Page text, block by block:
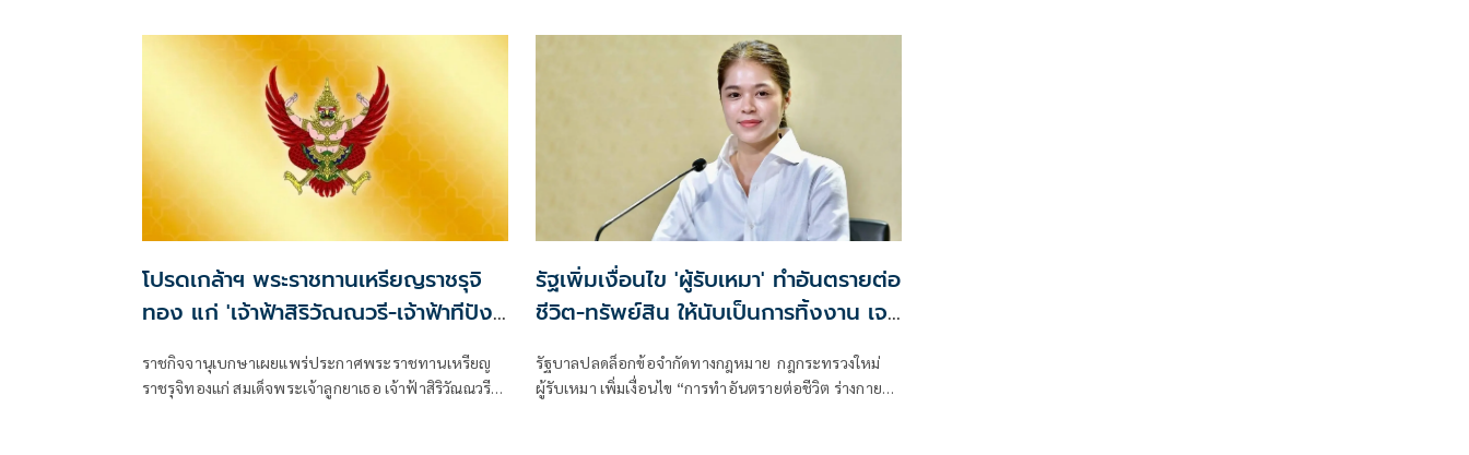
โปรดเกล้าฯ พระราชทานเหรียญราชรุจิ
ทอง แก่ 'เจ้าฟ้าสิริวัณณวรี-เจ้าฟ้าทีปัง
ราชกิจจานุเบกษาเผยแพร่ประกาศพระราชทานเหรียญ
ราชรุจิทองแก่ สมเด็จพระเจ้าลูกยาเธอ เจ้าฟ้าสิริวัณณวรี
รัฐเพิ่มเงื่อนไข 'ผู้รับเหมา' ทำอันตรายต่อ
ชีวิต-ทรัพย์สิน ให้นับเป็นการทิ้งงาน เจอ
รัฐบาลปลดล็อกข้อจำกัดทางกฎหมาย กฎกระทรวงใหม่
ผู้รับเหมา เพิ่มเงื่อนไข “การทำอันตรายต่อชีวิต ร่างกาย